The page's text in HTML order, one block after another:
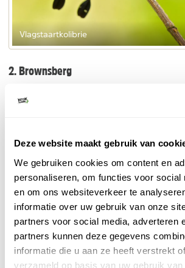
Deze website maakt gebruik van
We gebruiken cookies om content en
personaliseren, om functies voor social
en om ons websiteverkeer te
informatie over uw gebruik van onze
partners voor social media, adverteren
partners kunnen deze gegevens
informatie die u aan ze heeft verstrekt
verzameld op basis van uw gebruik
Vlagstaartkolibrie
2. Brownsberg
Suriname
is
onderkomens. Je kunt er
wandelingen maken en je hebt er
over het Brokopondo stuwmeer.
uitzicht kijk je over de boomkronen
lager op de helling.
Vrijwel zonder ophouden verschijnen
boomkronen, van grote
arassari tot kleinste kolibries. In de